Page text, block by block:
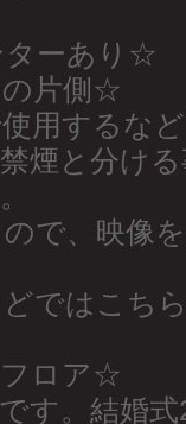
ターあり☆
の片側☆
用するな
煙と分け
で、映像
ではこち
フロア☆
す。結婚